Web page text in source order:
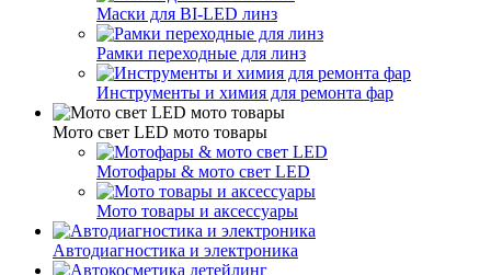
Маски для BI-LED линз
Рамки переходные для линз
Инструменты и химия для ремонта фар
Мото свет LED мото товары
Мотофары & мото свет LED
Мото товары и аксессуары
Автодиагностика и электроника